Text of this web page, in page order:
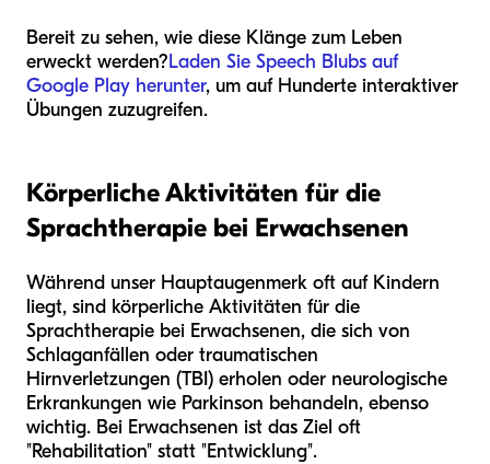
Bereit zu sehen, wie diese Klänge zum Leben
erweckt werden?Laden Sie Speech Blubs auf
Google Play herunter, um auf Hunderte interaktiver
Übungen zuzugreifen.
Körperliche Aktivitäten für die
Sprachtherapie bei Erwachsenen
Während unser Hauptaugenmerk oft auf Kindern
liegt, sind körperliche Aktivitäten für die
Sprachtherapie bei Erwachsenen, die sich von
Schlaganfällen oder traumatischen
Hirnverletzungen (TBI) erholen oder neurologische
Erkrankungen wie Parkinson behandeln, ebenso
wichtig. Bei Erwachsenen ist das Ziel oft
"Rehabilitation" statt "Entwicklung".